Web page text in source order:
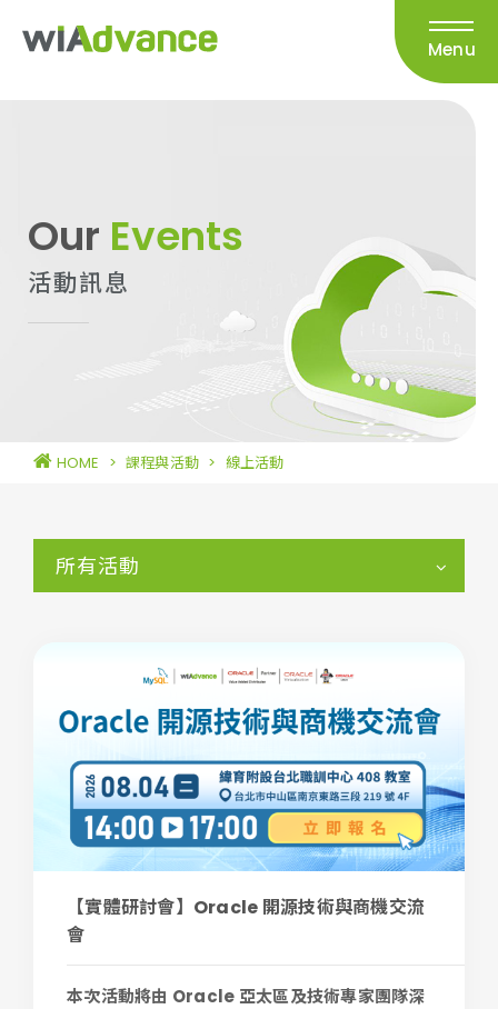
Menu
Our Events
活動訊息
HOME > 課程與活動 > 線上活動
所有活動
【實體研討會】Oracle 開源技術與商機交流
會
本次活動將由 Oracle 亞太區及技術專家團隊深